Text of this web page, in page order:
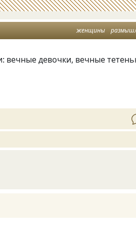
женщины
вечные девочки, вечные